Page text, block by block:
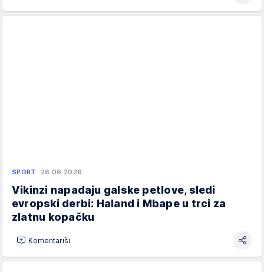
SPORT 26.06.2026.
Vikinzi napadaju galske petlove, sledi
evropski derbi: Haland i Mbape u trci za
zlatnu kopačku
Komentariši